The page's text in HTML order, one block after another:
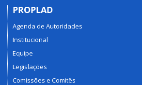
PROPLAD
Agenda de Autoridades
Institucional
Equipe
Legislações
Comissões e Comitês